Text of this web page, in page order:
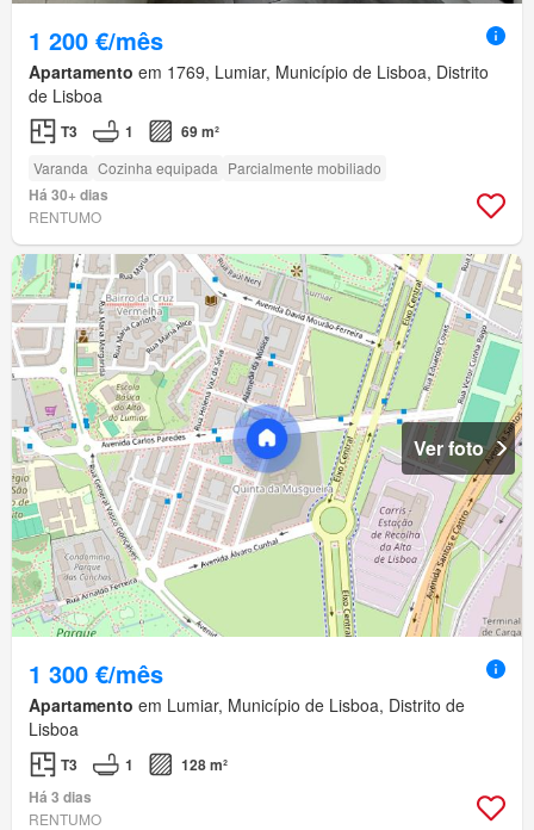
1 200 €/mês
Apartamento em 1769, Lumiar, Município de Lisboa, Distrito
de Lisboa
T3 1 69 m²
Varanda Cozinha equipada Parcialmente mobiliado
Há 30+ dias
RENTUMO
Ver foto
1 300 €/mês
Apartamento em Lumiar, Município de Lisboa, Distrito de
Lisboa
T3 1
128 m²
Há 3 dias
RENTUMO